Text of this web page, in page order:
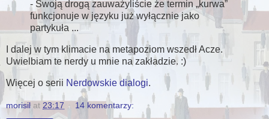
- Swoją drogą zauważyliście że termin kurwa
funkcjonuje w języku już wyłącznie jako
partykuła ...
I dalej w tym klimacie na metapoziom wszedł Acze.
Uwielbiam te nerdy u mnie na zakładzie. :)
Więcej o serii Nerdowskie dialogi.
morisil at 23:17 14 komentarzy: